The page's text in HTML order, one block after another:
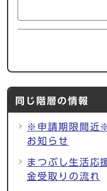
同じ階層の情報
※申請期限間近
お知らせ
まつぶし生活応
金受取りの流れ